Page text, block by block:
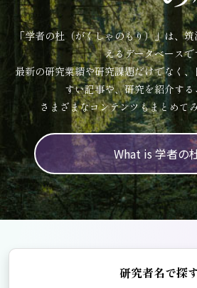
「学者の杜（がくしゃのもり）」は、
えるデータベースで
最新の研究業績や研究課題だけでなく
すい記事や、研究を紹介す
さまざまなコンテンツもまとめて
What is 学者の
研究者名で探